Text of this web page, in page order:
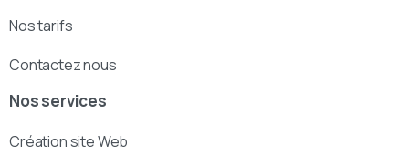
Nos tarifs
Contactez nous
Nos services
Création site Web